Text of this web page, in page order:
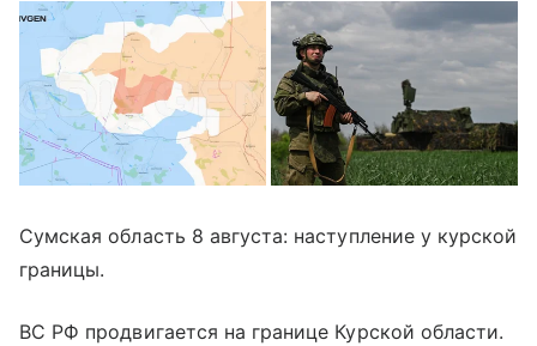
Сумская область 8 августа: наступление у курской
границы.
ВС РФ продвигается на границе Курской области.